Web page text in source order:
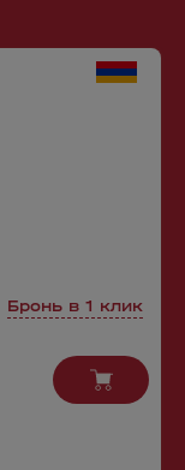
Бронь в 1 клик